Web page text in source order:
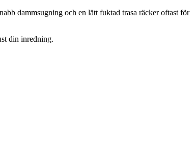
dammsugning och en lätt fuktad trasa räcker oftast för
din inredning.